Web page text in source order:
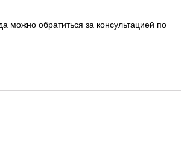
можно обратиться за консультацией по